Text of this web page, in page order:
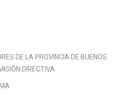
DE LA PROVINCIA DE BUENOS
DIRECTIVA